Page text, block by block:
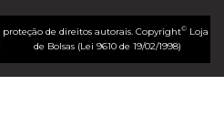
de direitos autorais. Copyright©Loja
de Bolsas (Lei 9610 de 19/02/1998)